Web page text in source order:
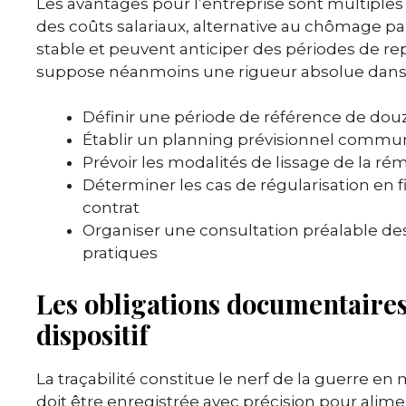
des coûts salariaux, alternative au chômage
stable et peuvent anticiper des périodes de
suppose néanmoins une rigueur absolue
Définir une période de référence de
Établir un planning prévisionnel
Prévoir les modalités de lissage de la
Déterminer les cas de régularisation en
contrat
Organiser une consultation préalable
pratiques
Les obligations
dispositif
La traçabilité constitue le nerf de la guerre en
doit être enregistrée avec précision pour